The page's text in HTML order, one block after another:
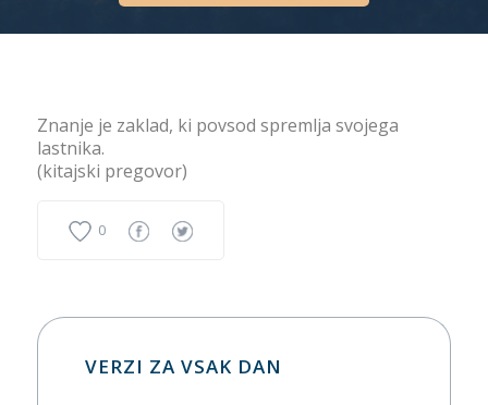
Znanje je zaklad, ki povsod spremlja svojega
lastnika.
(kitajski pregovor)
0
VERZI ZA VSAK DAN